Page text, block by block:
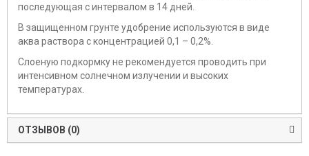
последующая с интервалом в 14 дней.
В защищенном грунте удобрение используются в виде
аква раствора с концентрацией 0,1 – 0,2%.
Слоеную подкормку не рекомендуется проводить при
интенсивном солнечном излучении и высоких
температурах.
ОТЗЫВОВ (0)